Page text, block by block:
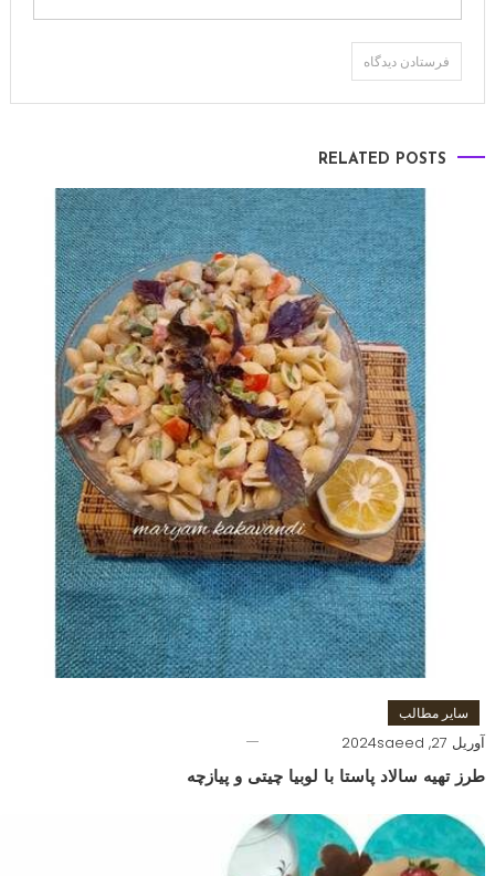
RELATED POSTS
سایر مطالب
آوریل 27, 2024 saeed
طرز تهیه سالاد پاستا با لوبیا چیتی و پیازچه